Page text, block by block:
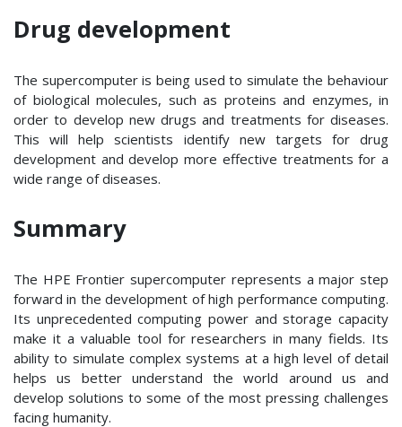
Drug development
The supercomputer is being used to simulate the behaviour
of biological molecules, such as proteins and enzymes, in
order to develop new drugs and treatments for diseases.
This will help scientists identify new targets for drug
development and develop more effective treatments for a
wide range of diseases.
Summary
The HPE Frontier supercomputer represents a major step
forward in the development of high performance computing.
Its unprecedented computing power and storage capacity
make it a valuable tool for researchers in many fields. Its
ability to simulate complex systems at a high level of detail
helps us better understand the world around us and
develop solutions to some of the most pressing challenges
facing humanity.